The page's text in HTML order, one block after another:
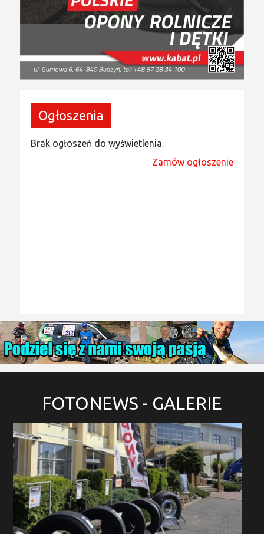
Ogłoszenia
Brak ogłoszeń do wyświetlenia.
Zamów ogłoszenie
FOTONEWS - GALERIE